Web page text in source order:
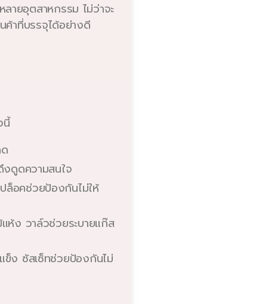
ายอุตสาหกรรม ไม่ว่าจะ
ค้าที่บรรจุได้อย่างดี
นี้
งดูดความสนใจ
ล็อคช่วยป้องกันไม่ให้
ห้ง วาล์วช่วยระบายแก๊ส
ข็ง ซัสเซ็ทช่วยป้องกันไม่